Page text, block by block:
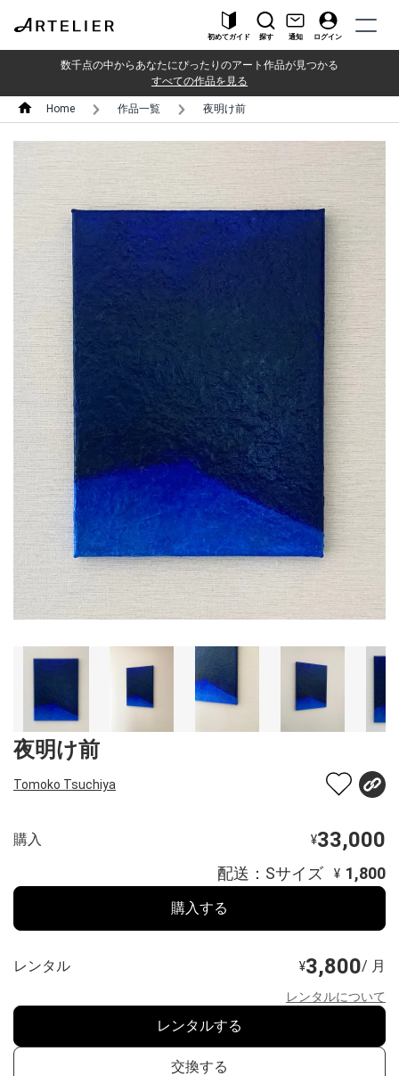
初めてガイド 探す 通知 ログイン
数千点の中からあなたにぴったりのアート作品が見つかる
すべての作品を見る
Home 作品一覧 夜明け前
夜明け前
Tomoko Tsuchiya
購入 ¥33,000
配送：Sサイズ ¥ 1,800
購入する
レンタル ¥3,800/ 月
レンタルについて
レンタルする
交換する